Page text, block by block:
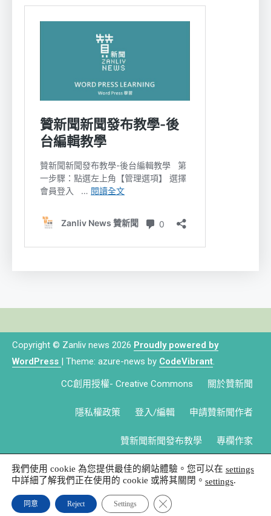
Copyright © Zanliv news 2026 Proudly powered by
WordPress | Theme: azure-news by CodeVibrant.
CC創用授權- Creative Commons 關於贊新聞
隱私權政策 登入/編輯 申請贊新聞作者
贊新聞新聞發布教學 專欄作家
我們使用 cookie 為您提供最佳的網站體驗。您可以在 settings
中詳細了解我們正在使用的 cookie 或將其關閉。 settings.
同意 Reject Settings Close GDPR Cookie Banner